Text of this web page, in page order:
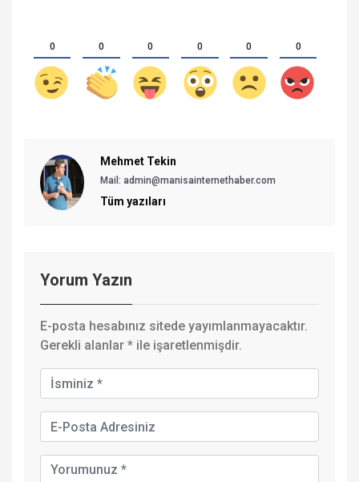
0 0 0 0 0 0
Mehmet Tekin
Mail: admin@manisainternethaber.com
Tüm yazıları
Yorum Yazın
E-posta hesabınız sitede yayımlanmayacaktır.
Gerekli alanlar * ile işaretlenmişdir.